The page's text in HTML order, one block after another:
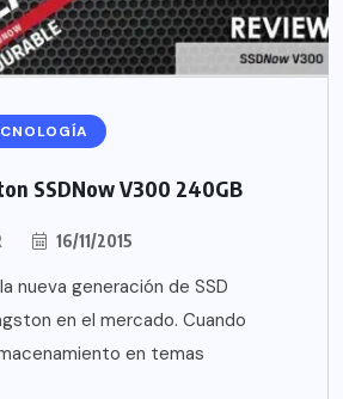
SSDNow V300 240GB
16/11/2015
nueva generación de SSD
en el mercado. Cuando
en temas